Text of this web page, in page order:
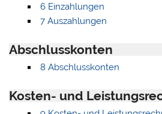
6 Einzahlungen
7 Auszahlungen
Abschlusskonten
8 Abschlusskonten
Kosten- und